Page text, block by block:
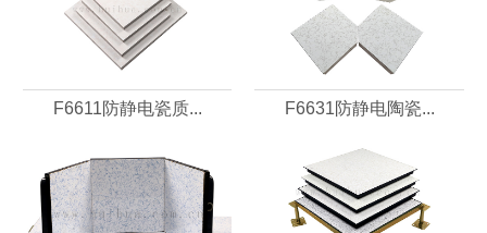
F6611防静电瓷质... F6631防静电陶瓷...